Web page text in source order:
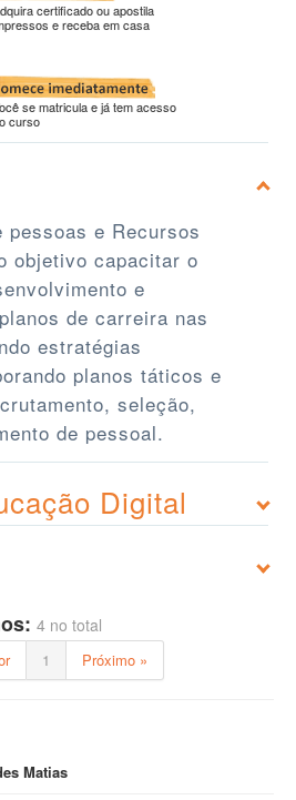
certificado ou apostila
e receba em casa
se matricula e já tem acesso
curso
e Recursos
objetivo capacitar o
e
de carreira nas
estratégias
planos táticos e
seleção,
de pessoal.
Digital
4 no total
1 Próximo »
Matias